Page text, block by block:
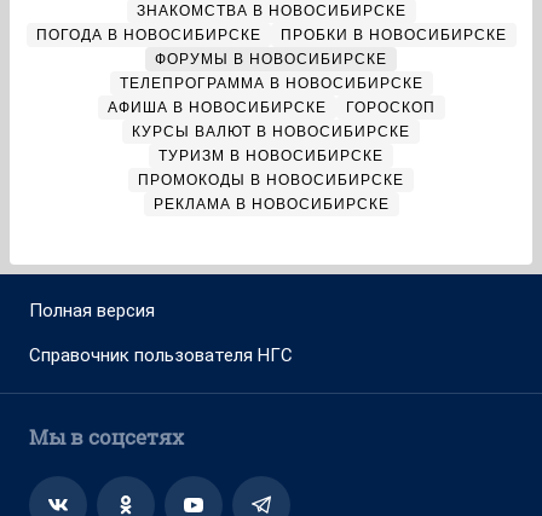
ЗНАКОМСТВА В НОВОСИБИРСКЕ
ПОГОДА В НОВОСИБИРСКЕ
ПРОБКИ В НОВОСИБИРСКЕ
ФОРУМЫ В НОВОСИБИРСКЕ
ТЕЛЕПРОГРАММА В НОВОСИБИРСКЕ
АФИША В НОВОСИБИРСКЕ
ГОРОСКОП
КУРСЫ ВАЛЮТ В НОВОСИБИРСКЕ
ТУРИЗМ В НОВОСИБИРСКЕ
ПРОМОКОДЫ В НОВОСИБИРСКЕ
РЕКЛАМА В НОВОСИБИРСКЕ
Полная версия
Справочник пользователя НГС
Мы в соцсетях